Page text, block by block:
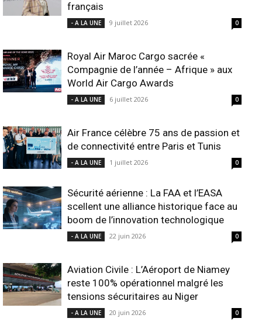
français
- A LA UNE 9 juillet 2026 0
Royal Air Maroc Cargo sacrée «
Compagnie de l’année – Afrique » aux
World Air Cargo Awards
- A LA UNE 6 juillet 2026 0
Air France célèbre 75 ans de passion et
de connectivité entre Paris et Tunis
- A LA UNE 1 juillet 2026 0
Sécurité aérienne : La FAA et l’EASA
scellent une alliance historique face au
boom de l’innovation technologique
- A LA UNE 22 juin 2026 0
Aviation Civile : L’Aéroport de Niamey
reste 100% opérationnel malgré les
tensions sécuritaires au Niger
- A LA UNE 20 juin 2026 0